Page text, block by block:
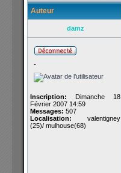
Auteur
damz
-
Inscription: Dimanche 18
Février 2007 14:59
Messages: 507
Localisation: valentigney
(25)/ mulhouse(68)